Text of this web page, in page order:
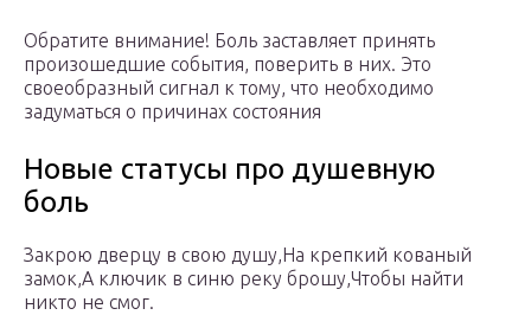
Обратите внимание! Боль заставляет принять
произошедшие события, поверить в них. Это
своеобразный сигнал к тому, что необходимо
задуматься о причинах состояния
Новые статусы про душевную
боль
Закрою дверцу в свою душу,На крепкий кованый
замок,А ключик в синю реку брошу,Чтобы найти
никто не смог.